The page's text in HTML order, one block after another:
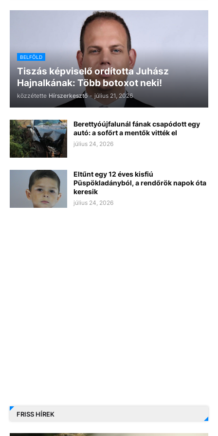
BELFÖLD
Tiszás képviselő ordította Juhász
Hajnalkának: Több botoxot neki!
közzétette Hírszerkesztő - július 21, 2026
Berettyóújfalunál fának csapódott egy
autó: a sofőrt a mentők vitték el
július 24, 2026
Eltűnt egy 12 éves kisfiú
Püspökladányból, a rendőrök napok óta
keresik
július 24, 2026
FRISS HÍREK